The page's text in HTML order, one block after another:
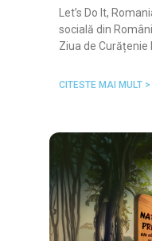
Let’s Do It,
socială din
Ziua de Curățenie
CITESTE MAI MULT >